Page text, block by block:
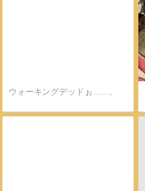
ウォーキングデッドぉ……。